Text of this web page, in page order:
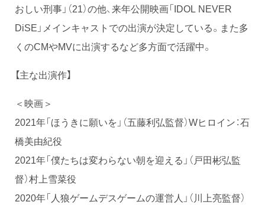
おしい刑事」（21）の他、来年公開映画「IDOL NEVER
DiSE」メインキャストでの出演が決定している。また多
くのCMやMVに出演するなど多方面で活躍中。
【主な出演作】
＜映画＞
2021年「ほうきに願いを」（五藤利弘監督）Wヒロイン：石
橋美由紀役
2021年「僕たちは変わらない朝を迎える」（戸田彬弘監
督）村上雪菜役
2020年「人狼ゲームデスゲームの運営人」（川上亮監督）